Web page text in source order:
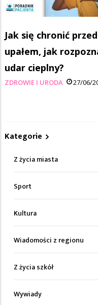
Jak się chronić przed
upałem, jak
udar cieplny?
ZDROWIE I URODA 27/06/
Kategorie
Z życia miasta
Sport
Kultura
Wiadomości z regionu
Z życia szkół
Wywiady